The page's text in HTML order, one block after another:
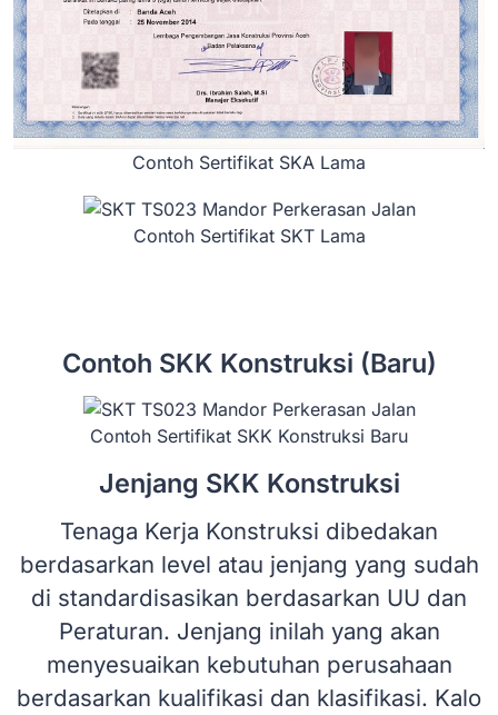
Contoh Sertifikat SKA Lama
Contoh Sertifikat SKT Lama
Contoh SKK Konstruksi (Baru)
Contoh Sertifikat SKK Konstruksi Baru
Jenjang SKK Konstruksi
Tenaga Kerja Konstruksi dibedakan
berdasarkan level atau jenjang yang sudah
di standardisasikan berdasarkan UU dan
Peraturan. Jenjang inilah yang akan
menyesuaikan kebutuhan perusahaan
berdasarkan kualifikasi dan klasifikasi. Kalo